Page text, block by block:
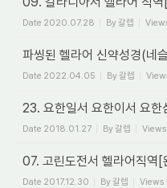
Date 2020.07.28 By갈렙
파씽된 헬라어 신약성경(네
Date 2022.04.05 By갈렙
23. 요한일서 요한이서 요한
Date 2018.01.27 By갈렙 Views
07. 고린도전서 헬라어직역[
Date 2017.12.30 By갈렙 Views